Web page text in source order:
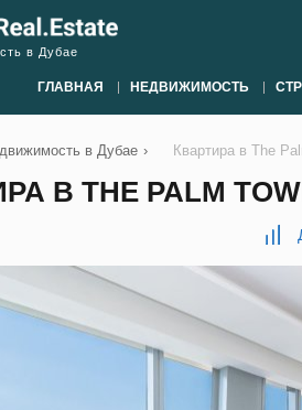
в Дубае
ГЛАВНАЯ НЕДВИЖИМОСТЬ
в Дубае › Квартира в The
В THE PALM